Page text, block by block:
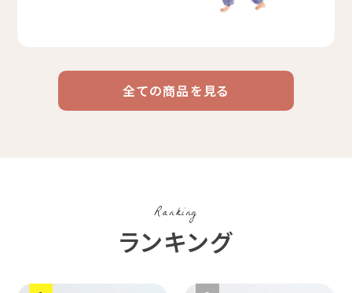
コーヒー
リキッド
コーヒー
豆・粉
デカフェ
ケニア
全ての商品を見る
Ranking
ランキング